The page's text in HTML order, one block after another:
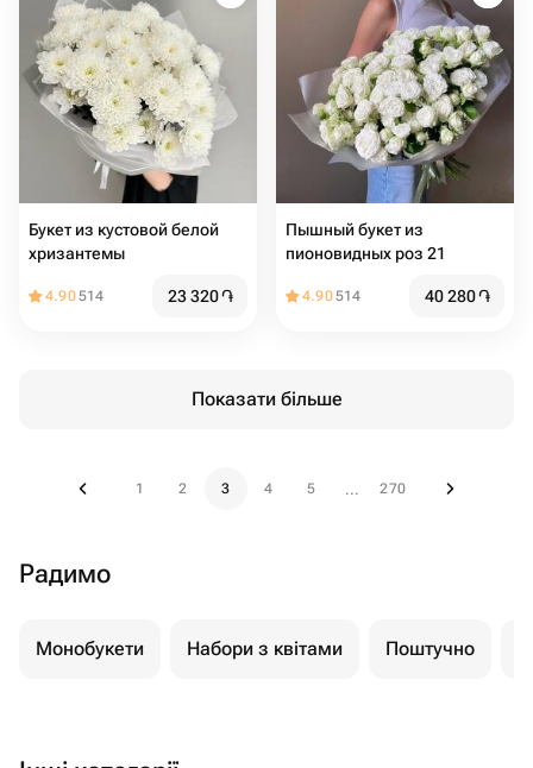
Букет из кустовой белой
хризантемы
4.90514 23 320֏
Пышный букет из
пионовидных роз 21
4.90514 40 280֏
Показати більше
1 2 3 4 5 ... 270
Радимо
Монобукети Набори з квітами Поштучно